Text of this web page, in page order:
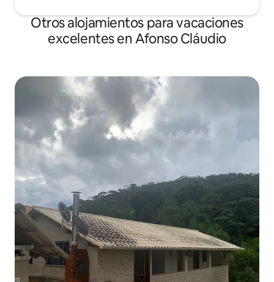
Otros alojamientos para vacaciones
excelentes en Afonso Cláudio